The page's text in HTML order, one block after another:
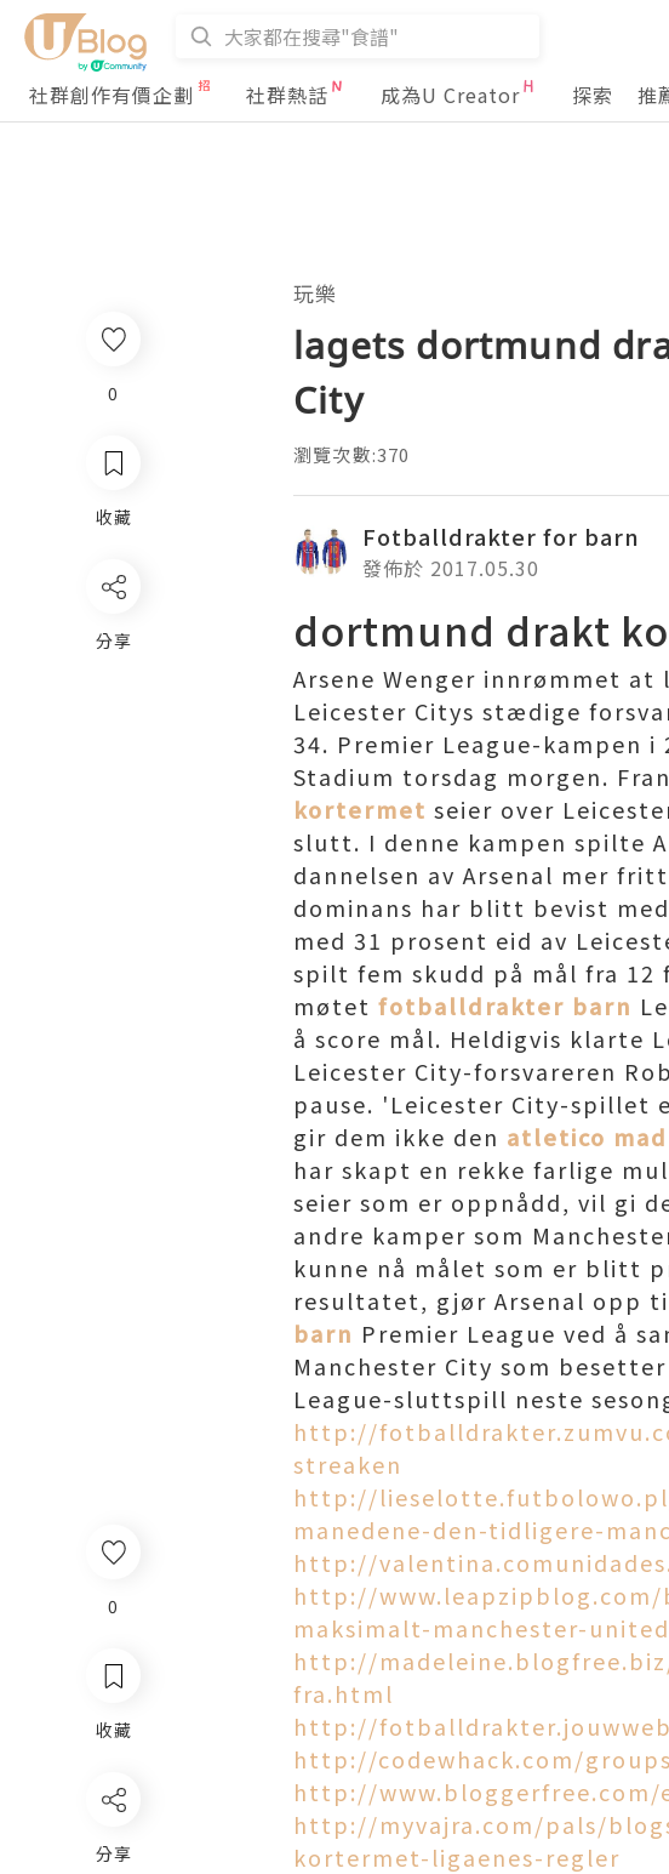
社群創作有價企劃
社群熱話 成為U Creator 探索 推
0
收藏
分享
玩樂
lagets dortmund
City
瀏覽次數:370
Fotballdrakter for barn
發佈於 2017.05.30
dortmund drakt
Arsene Wenger innrømmet
Leicester Citys stædige
34. Premier League-kampen
Stadium torsdag morgen.
kortermet seier over
slutt. I denne kampen spilte
dannelsen av Arsenal mer
dominans har blitt bevist
med 31 prosent eid av
spilt fem skudd på mål fra
møtet fotballdrakter barn
å score mål. Heldigvis klarte
Leicester City-forsvareren
pause. 'Leicester City-spillet
gir dem ikke den atletico
har skapt en rekke farlige
seier som er oppnådd, vil gi
andre kamper som
kunne nå målet som er blitt
resultatet, gjør Arsenal opp
barn Premier League ved å
Manchester City som
League-sluttspill neste
http://
streaken
http://
manedene-den-tidligere-
http://
http://www.leapzipblog.com/
maksimalt-manchester-
http://
fra.html
http://
http://codewhack.com/
http://www.bloggerfree.com/
http://myvajra.com/pals/
kortermet-ligaenes-regler
0
收藏
分享